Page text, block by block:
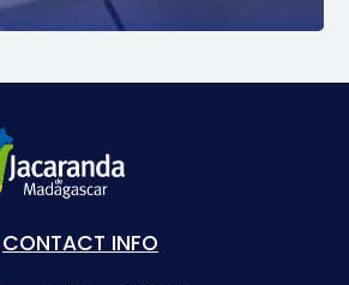
CONTACT INFO